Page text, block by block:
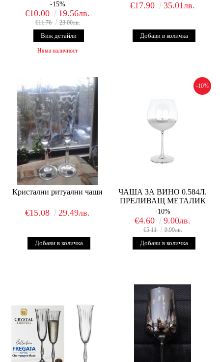
-15%
€10.00 19.56лв.
€11.76 23.00лв.
Виж детайли
Няма наличност
€17.90 35.01лв.
Кристални ритуални чаши
€15.08 29.49лв.
-10%
ЧАША ЗА ВИНО 0.584Л.
ПРЕЛИВАЩ МЕТАЛИК
-10%
€4.60 9.00лв.
€5.11 9.99лв.